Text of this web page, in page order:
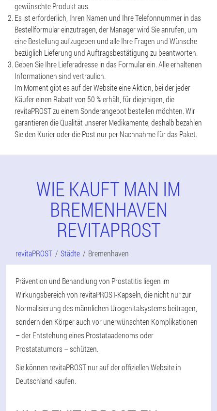
gewünschte Produkt aus.
Es ist erforderlich, Ihren Namen und Ihre Telefonnummer in das
Bestellformular einzutragen, der Manager wird Sie anrufen, um
eine Bestellung aufzugeben und alle Ihre Fragen und Wünsche
bezüglich Lieferung und Auftragsbestätigung zu beantworten.
Geben Sie Ihre Lieferadresse in das Formular ein. Alle erhaltenen
Informationen sind vertraulich.
Im Moment gibt es auf der Website eine Aktion, bei der jeder
Käufer einen Rabatt von 50 % erhält, für diejenigen, die
revitaPROST zu einem Sonderangebot bestellen möchten. Wir
garantieren die Qualität unserer Medikamente, deshalb bezahlen
Sie den Kurier oder die Post nur per Nachnahme für das Paket.
WIE KAUFT MAN IM
BREMENHAVEN
REVITAPROST
revitaPROST Städte Bremenhaven
Prävention und Behandlung von Prostatitis liegen im
Wirkungsbereich von revitaPROST-Kapseln, die nicht nur zur
Normalisierung des männlichen Urogenitalsystems beitragen,
sondern den Körper auch vor unerwünschten Komplikationen
– der Entstehung eines Prostataadenoms oder
Prostatatumors – schützen.
Sie können revitaPROST nur auf der offiziellen Website in
Deutschland kaufen.